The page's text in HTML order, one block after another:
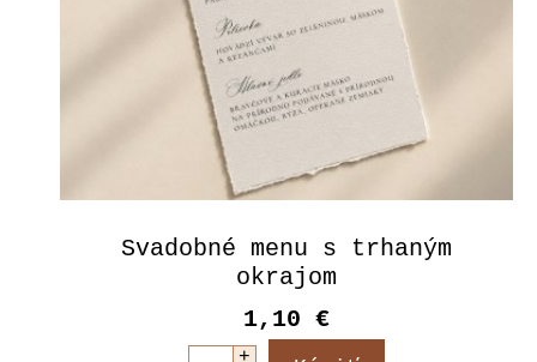
Svadobné menu s trhaným
okrajom
1,10 €